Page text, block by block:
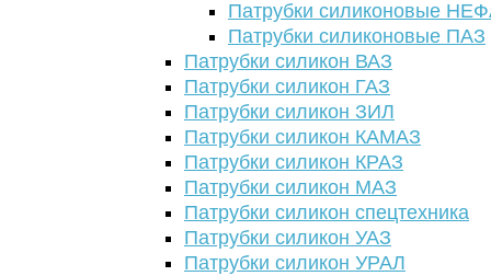
Патрубки силиконовые
Патрубки силиконовые ПАЗ
Патрубки силикон ВАЗ
Патрубки силикон ГАЗ
Патрубки силикон ЗИЛ
Патрубки силикон КАМАЗ
Патрубки силикон КРАЗ
Патрубки силикон МАЗ
Патрубки силикон спецтехника
Патрубки силикон УАЗ
Патрубки силикон УРАЛ